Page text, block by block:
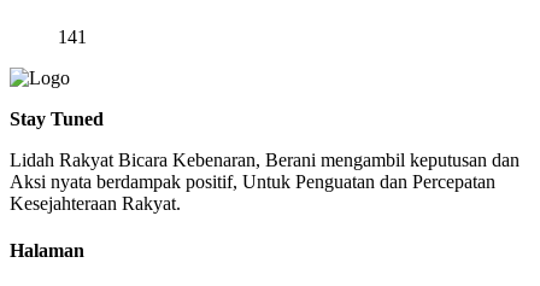
141
Stay Tuned
Lidah Rakyat Bicara Kebenaran, Berani mengambil keputusan dan
Aksi nyata berdampak positif, Untuk Penguatan dan Percepatan
Kesejahteraan Rakyat.
Halaman